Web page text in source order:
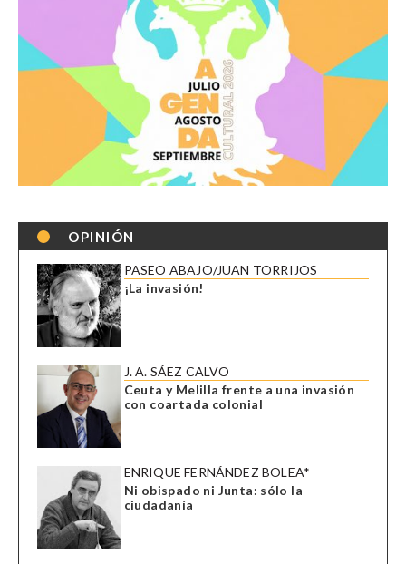
OPINIÓN
PASEO ABAJO/JUAN TORRIJOS
¡La invasión!
J. A. SÁEZ CALVO
Ceuta y Melilla frente a una invasión
con coartada colonial
ENRIQUE FERNÁNDEZ BOLEA*
Ni obispado ni Junta: sólo la
ciudadanía